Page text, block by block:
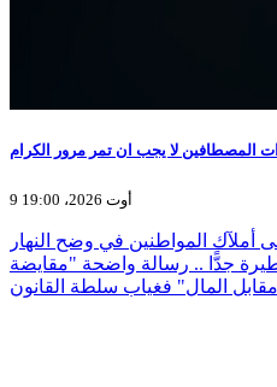
المصطافين لا يجب ان تمر مرور الكرام
9 أوت 2026، 19:00
أملآك المواطنين في وضح النهار
جدًّا .. رسالة واضحة "مقايضة